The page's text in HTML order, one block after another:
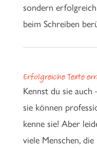
sondern
beim Schreiben
Erfolgreiche Texte
Kennst du sie auch
sie können
kenne sie! Aber
viele Menschen,